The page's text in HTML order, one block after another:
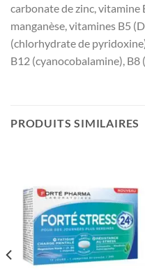
carbonate de zinc,
manganèse, vitamines B5
(chlorhydrate de
B12 (cyanocobalamine),
PRODUITS SIMILAIRES